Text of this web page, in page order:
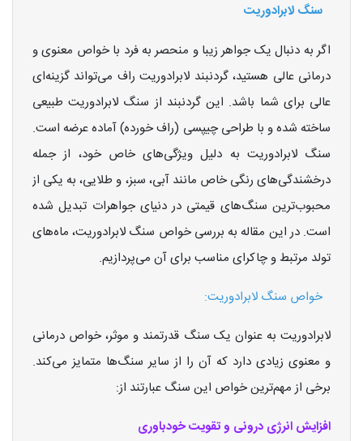
سنگ لابرادوریت
اگر به دنبال یک جواهر زیبا و منحصر به فرد با خواص معنوی و
درمانی عالی هستید، گردنبند لابرادوریت راف می‌تواند گزینه‌ای
عالی برای شما باشد. این گردنبند از سنگ لابرادوریت طبیعی
ساخته شده و با طراحی چیپسی (راف خورده) آماده عرضه است.
سنگ لابرادوریت به دلیل ویژگی‌های خاص خود، از جمله
درخشندگی‌های رنگی خاص مانند آبی، سبز، و طلایی، به یکی از
محبوب‌ترین سنگ‌های قیمتی در دنیای جواهرات تبدیل شده
است. در این مقاله به بررسی خواص سنگ لابرادوریت، ماه‌های
تولد مرتبط و چاکرای مناسب برای آن می‌پردازیم.
خواص سنگ لابرادوریت:
لابرادوریت به عنوان یک سنگ قدرتمند و موثر، خواص درمانی
و معنوی زیادی دارد که آن را از سایر سنگ‌ها متمایز می‌کند.
برخی از مهم‌ترین خواص این سنگ عبارتند از:
افزایش انرژی درونی و تقویت خودباوری